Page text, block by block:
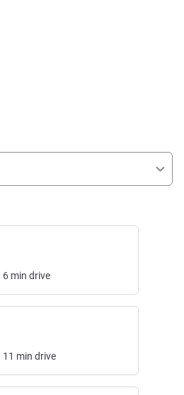
6 min drive
11 min drive